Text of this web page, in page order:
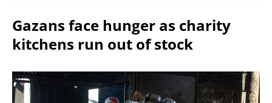
Gazans face hunger as charity
kitchens run out of stock